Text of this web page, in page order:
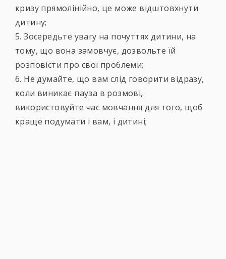
кризу прямолінійно, це може відштовхнути
дитину;
5. Зосередьте увагу на почуттях дитини, на
тому, що вона замовчує, дозвольте їй
розповісти про свої проблеми;
6. Не думайте, що вам слід говорити відразу,
коли виникає пауза в розмові,
використовуйте час мовчання для того, щоб
краще подумати і вам, і дитині;